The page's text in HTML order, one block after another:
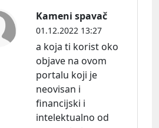
Kameni spavač
01.12.2022 13:27
a koja ti korist oko
objave na ovom
portalu koji je
neovisan i
financijski i
intelektualno od